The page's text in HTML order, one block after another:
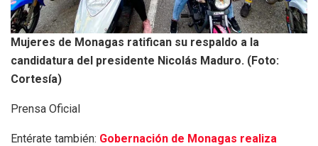
Mujeres de Monagas ratifican su respaldo a la
candidatura del presidente Nicolás Maduro. (Foto:
Cortesía)
Prensa Oficial
Entérate también: Gobernación de Monagas realiza